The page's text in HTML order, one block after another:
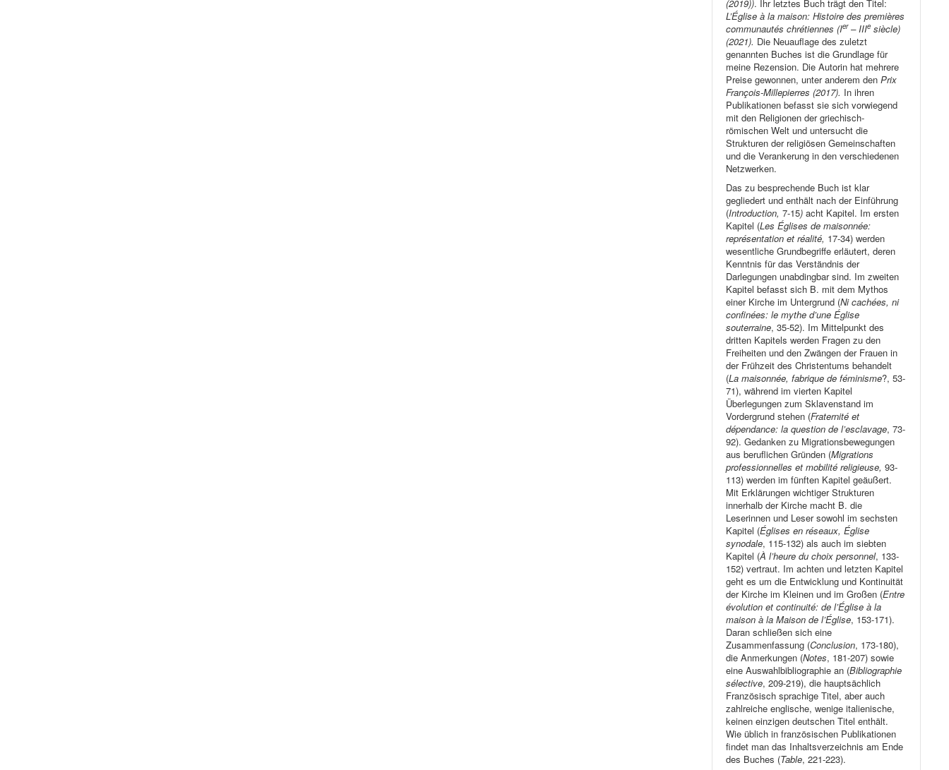
(2019)). Ihr letztes Buch trägt den Titel:
L’Église à la maison: Histoire des premières
communautés chrétiennes (Ier– IIIe siècle)
(2021). Die Neuauflage des zuletzt
genannten Buches ist die Grundlage für
meine Rezension. Die Autorin hat mehrere
Preise gewonnen, unter anderem denPrix
François-Millepierres (2017). In ihren
Publikationen befasst sie sich vorwiegend
mit den Religionen der griechisch-
römischen Welt und untersucht die
Strukturen der religiösen Gemeinschaften
und die Verankerung in den verschiedenen
Netzwerken.
Das zu besprechende Buch ist klar
gegliedert und enthält nach der Einführung
(Introduction,7-15)acht Kapitel. Im ersten
Kapitel (Les Églises de maisonnée:
représentation et réalité, 17-34) werden
wesentliche Grundbegriffe erläutert, deren
Kenntnis für das Verständnis der
Darlegungen unabdingbar sind. Im zweiten
Kapitel befasst sich B. mit dem Mythos
einer Kirche im Untergrund (Ni cachées, ni
confinées: le mythe d’une Église
souterraine, 35-52). Im Mittelpunkt des
dritten Kapitels werden Fragen zu den
Freiheiten und den Zwängen der Frauen in
der Frühzeit des Christentums behandelt
(La maisonnée, fabrique de féminisme?, 53-
71), während im vierten Kapitel
Überlegungen zum Sklavenstand im
Vordergrund stehen (Fraternité et
dépendance: la question de l’esclavage, 73-
92). Gedanken zu Migrationsbewegungen
aus beruflichen Gründen (Migrations
professionnelles et mobilité religieuse,93-
113) werden im fünften Kapitel geäußert.
Mit Erklärungen wichtiger Strukturen
innerhalb der Kirche macht B. die
Leserinnen und Leser sowohl im sechsten
Kapitel (Églises en réseaux, Église
synodale, 115-132) als auch im siebten
Kapitel (À l’heure du choix personnel, 133-
152) vertraut. Im achten und letzten Kapitel
geht es um die Entwicklung und Kontinuität
der Kirche im Kleinen und im Großen (Entre
évolution et continuité: de l’Église à la
maison à la Maison de l’Église, 153-171).
Daran schließen sich eine
Zusammenfassung (Conclusion, 173-180),
die Anmerkungen (Notes, 181-207) sowie
eine Auswahlbibliographie an (Bibliographie
sélective, 209-219), die hauptsächlich
Französisch sprachige Titel, aber auch
zahlreiche englische, wenige italienische,
keinen einzigen deutschen Titel enthält.
Wie üblich in französischen Publikationen
findet man das Inhaltsverzeichnis am Ende
des Buches (Table, 221-223).